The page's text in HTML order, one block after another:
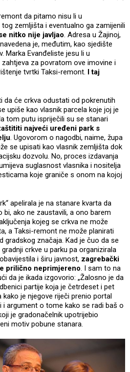
da pitamo nisu li u
zemljišta i eventualno ga zamijenili
nitko nije javljao. Adresa u Žajinoj,
je, međutim, kao sjedište
Marka Evanđeliste jesu li u
za povratom ove imovine i
tvrtki Taksi-remont. I taj
da će crkva odustati od pokrenutih
upiše kao vlasnik parcela koje joj je
tom putu ispriječili su se stanari
najveći uređeni park s
. Ugovorom o nagodbi, naime, župa
se upisati kao vlasnik zemljišta dok
dozvolu. No, proces izdavanja
suglasnost vlasnika i nositelja
koje graniče s onom na kojoj
apelirala je na stanare kvarta da
bi, ako ne zaustavili, a ono barem
kojeg se crkva ne može
a Taksi-remont ne može planirati
gradskog značaja. Kad je čuo da se
crkve u parku pa organizirala
i širu javnost, zagrebački
prilično neprimjereno. I sam to na
da je ikada izgovorio: „Žalosno je da
partije koja je četrdeset i pet
kako je njegove riječi prenio portal
i argument o tome kako se radi baš o
je gradonačelnik upotrijebio
motiv pobune stanara.